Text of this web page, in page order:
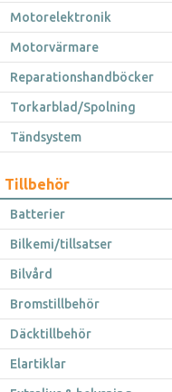
Motorelektronik
Motorvärmare
Reparationshandböcker
Torkarblad/Spolning
Tändsystem
Tillbehör
Batterier
Bilkemi/tillsatser
Bilvård
Bromstillbehör
Däcktillbehör
Elartiklar